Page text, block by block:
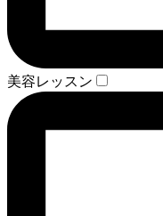
美容レッスン